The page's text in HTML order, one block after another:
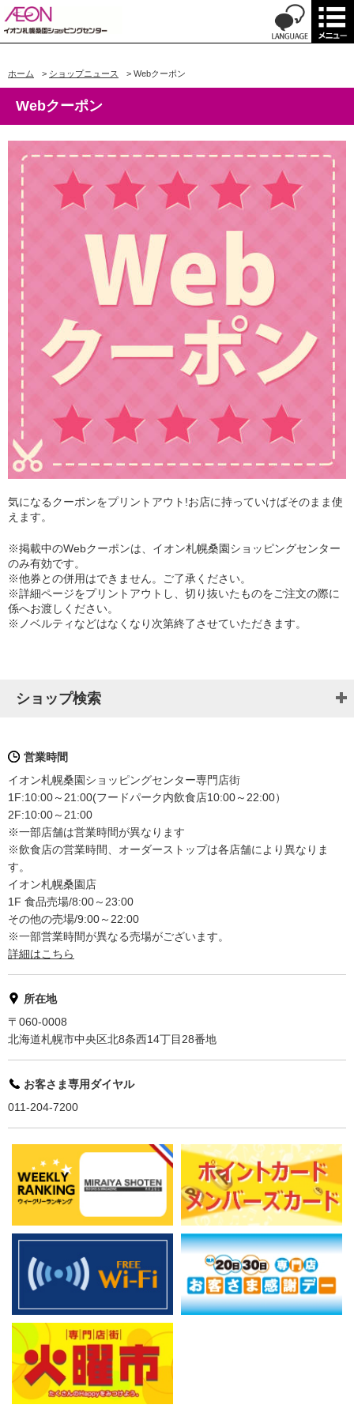
ホーム > ショップニュース > Webクーポン
Webクーポン
気になるクーポンをプリントアウト!お店に持っていけばそのまま使
えます。
※掲載中のWebクーポンは、イオン札幌桑園ショッピングセンター
のみ有効です。
※他券との併用はできません。ご了承ください。
※詳細ページをプリントアウトし、切り抜いたものをご注文の際に
係へお渡しください。
※ノベルティなどはなくなり次第終了させていただきます。
ショップ検索
営業時間
イオン札幌桑園ショッピングセンター専門店街
1F:10:00～21:00(フードパーク内飲食店10:00～22:00）
2F:10:00～21:00
※一部店舗は営業時間が異なります
※飲食店の営業時間、オーダーストップは各店舗により異なりま
す。
イオン札幌桑園店
1F 食品売場/8:00～23:00
その他の売場/9:00～22:00
※一部営業時間が異なる売場がございます。
詳細はこちら
所在地
〒060-0008
北海道札幌市中央区北8条西14丁目28番地
お客さま専用ダイヤル
011-204-7200